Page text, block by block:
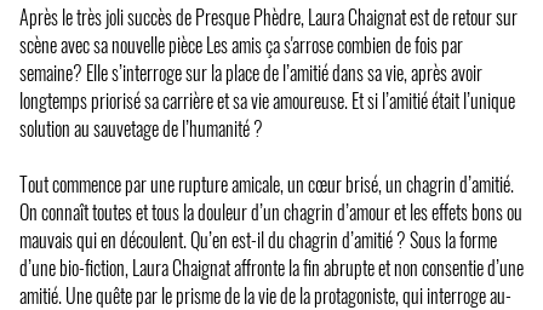
Après le très joli succès de Presque Phèdre, Laura Chaignat est de retour sur
scène avec sa nouvelle pièce Les amis ça s'arrose combien de fois par
semaine? Elle s’interroge sur la place de l’amitié dans sa vie, après avoir
longtemps priorisé sa carrière et sa vie amoureuse. Et si l’amitié était l’unique
solution au sauvetage de l’humanité ?
Tout commence par une rupture amicale, un cœur brisé, un chagrin d’amitié.
On connaît toutes et tous la douleur d’un chagrin d’amour et les effets bons ou
mauvais qui en découlent. Qu’en est-il du chagrin d’amitié ? Sous la forme
d’une bio-fiction, Laura Chaignat affronte la fin abrupte et non consentie d’une
amitié. Une quête par le prisme de la vie de la protagoniste, qui interroge au-